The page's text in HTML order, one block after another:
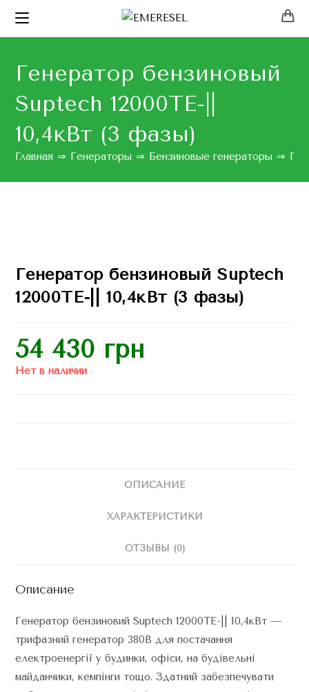
Генератор бензиновый
Suptech 12000TE-||
10,4кВт (3 фазы)
Главная ⇒ Генераторы ⇒ Бензиновые генераторы ⇒
Генератор бензиновый Suptech
12000TE-|| 10,4кВт (3 фазы)
54 430 грн
Нет в наличии
ОПИСАНИЕ
ХАРАКТЕРИСТИКИ
ОТЗЫВЫ (0)
Описание
Генератор бензиновий Suptech 12000TE-|| 10,4кВт —
трифазний генератор 380В для постачання
електроенергії у будинки, офіси, на будівельні
майданчики, кемпінги тощо. Здатний забезпечувати